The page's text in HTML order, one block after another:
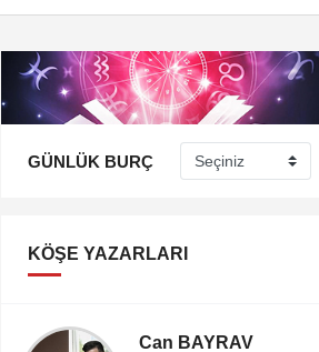
GÜNLÜK BURÇ
KÖŞE YAZARLARI
Can BAYRAV